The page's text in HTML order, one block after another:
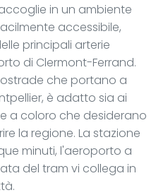
in un ambiente
accessibile,
principali arterie
di Clermont-Ferrand.
che portano a
è adatto sia ai
a coloro che desiderano
la regione. La stazione
minuti, l'aeroporto a
del tram vi collega in